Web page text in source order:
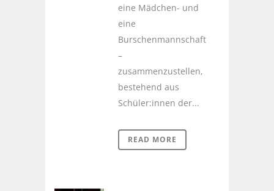
eine Mädchen- und
eine
Burschenmannschaft
–
zusammenzustellen,
bestehend aus
Schüler:innen der...
READ MORE